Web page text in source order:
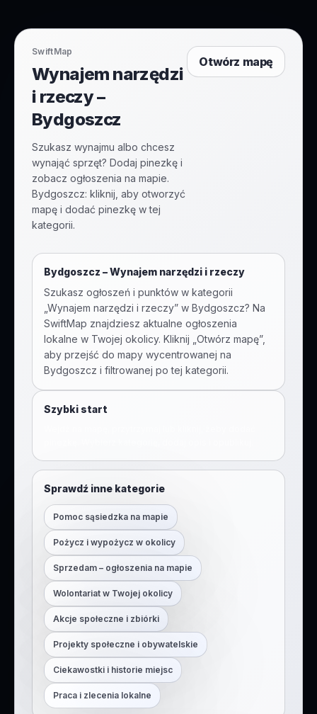
SwiftMap
Wynajem narzędzi
i rzeczy –
Bydgoszcz
Szukasz wynajmu albo chcesz
wynająć sprzęt? Dodaj pinezkę i
zobacz ogłoszenia na mapie.
Bydgoszcz: kliknij, aby otworzyć
mapę i dodać pinezkę w tej
kategorii.
Otwórz mapę
Bydgoszcz –Wynajem narzędzi i rzeczy
Szukasz ogłoszeń i punktów w kategorii
Wynajem narzędzi i rzeczy” w Bydgoszcz? Na
SwiftMap znajdziesz aktualne ogłoszenia
lokalne w Twojej okolicy. Kliknij „Otwórz mapę”,
aby przejść do mapy wycentrowanej na
Bydgoszcz i filtrowanej po tej kategorii.
Szybki start
Sprawdź inne kategorie
Pomoc sąsiedzka na mapie
Pożycz i wypożycz w okolicy
Sprzedam – ogłoszenia na mapie
Wolontariat w Twojej okolicy
Akcje społeczne i zbiórki
Projekty społeczne i obywatelskie
Ciekawostki i historie miejsc
Praca i zlecenia lokalne